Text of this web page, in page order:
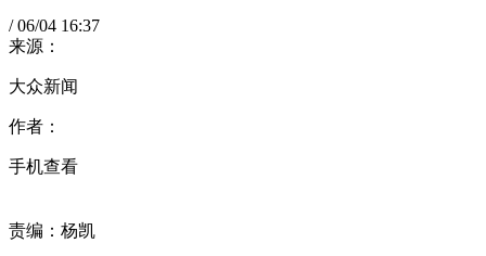
/ 06/04 16:37
来源：
大众新闻
作者：
手机查看
责编：杨凯